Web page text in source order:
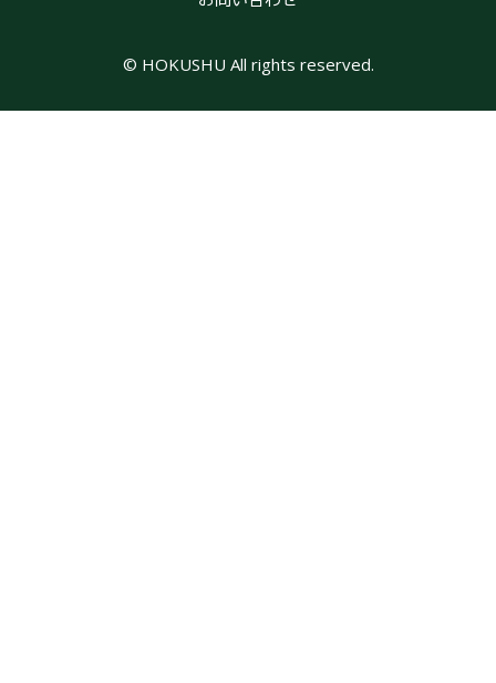
© HOKUSHU All rights reserved.